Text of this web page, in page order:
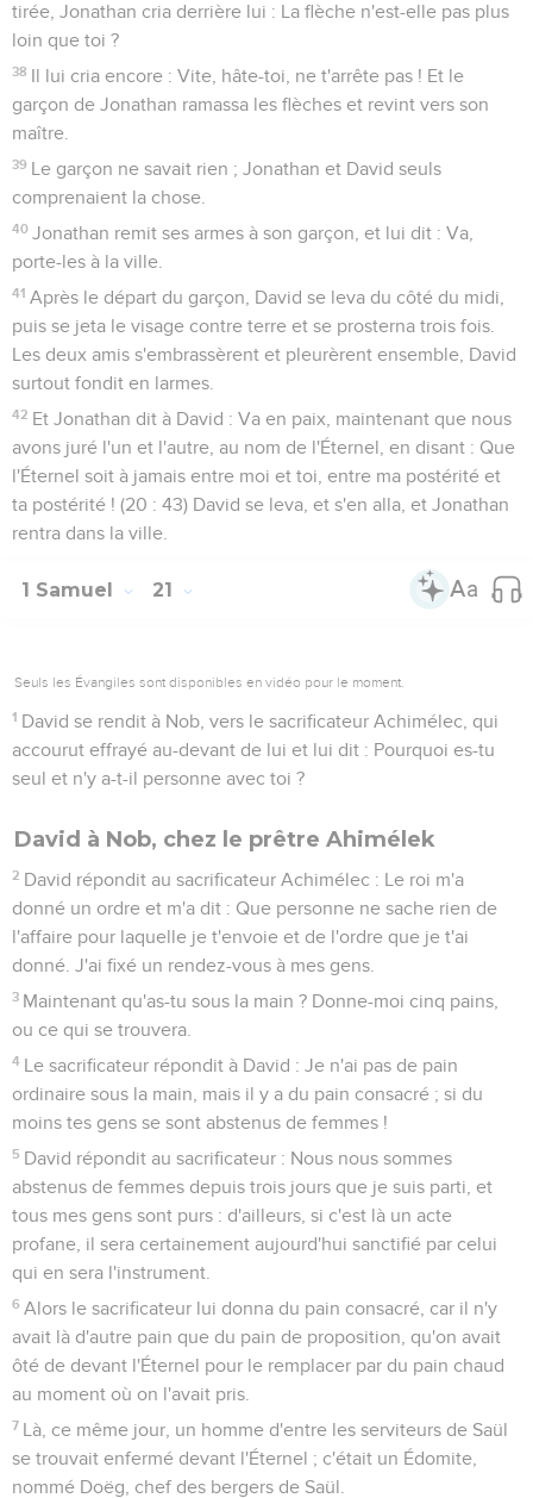
tirée, Jonathan cria derrière lui : La flèche n'est-elle pas plus
loin que toi ?
38 Il lui cria encore : Vite, hâte-toi, ne t'arrête pas ! Et le
garçon de Jonathan ramassa les flèches et revint vers son
maître.
39 Le garçon ne savait rien ; Jonathan et David seuls
comprenaient la chose.
40 Jonathan remit ses armes à son garçon, et lui dit : Va,
porte-les à la ville.
41 Après le départ du garçon, David se leva du côté du midi,
puis se jeta le visage contre terre et se prosterna trois fois.
Les deux amis s'embrassèrent et pleurèrent ensemble, David
surtout fondit en larmes.
42 Et Jonathan dit à David : Va en paix, maintenant que nous
avons juré l'un et l'autre, au nom de l'Éternel, en disant : Que
l'Éternel soit à jamais entre moi et toi, entre ma postérité et
ta postérité ! (20 : 43) David se leva, et s'en alla, et Jonathan
rentra dans la ville.
1 Samuel 21
Seuls les Évangiles sont disponibles en vidéo pour le moment.
1 David se rendit à Nob, vers le sacrificateur Achimélec, qui
accourut effrayé au-devant de lui et lui dit : Pourquoi es-tu
seul et n'y a-t-il personne avec toi ?
David à Nob, chez le prêtre Ahimélek
2 David répondit au sacrificateur Achimélec : Le roi m'a
donné un ordre et m'a dit : Que personne ne sache rien de
l'affaire pour laquelle je t'envoie et de l'ordre que je t'ai
donné. J'ai fixé un rendez-vous à mes gens.
3 Maintenant qu'as-tu sous la main ? Donne-moi cinq pains,
ou ce qui se trouvera.
4 Le sacrificateur répondit à David : Je n'ai pas de pain
ordinaire sous la main, mais il y a du pain consacré ; si du
moins tes gens se sont abstenus de femmes !
5 David répondit au sacrificateur : Nous nous sommes
abstenus de femmes depuis trois jours que je suis parti, et
tous mes gens sont purs : d'ailleurs, si c'est là un acte
profane, il sera certainement aujourd'hui sanctifié par celui
qui en sera l'instrument.
6 Alors le sacrificateur lui donna du pain consacré, car il n'y
avait là d'autre pain que du pain de proposition, qu'on avait
ôté de devant l'Éternel pour le remplacer par du pain chaud
au moment où on l'avait pris.
7 Là, ce même jour, un homme d'entre les serviteurs de Saül
se trouvait enfermé devant l'Éternel ; c'était un Édomite,
nommé Doëg, chef des bergers de Saül.